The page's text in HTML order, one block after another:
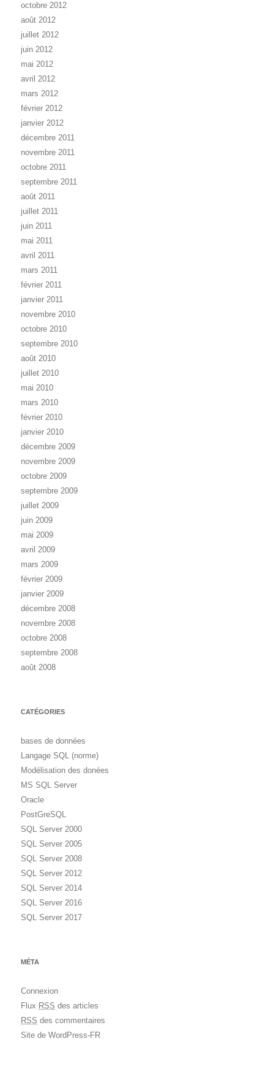
octobre 2012
août 2012
juillet 2012
juin 2012
mai 2012
avril 2012
mars 2012
février 2012
janvier 2012
décembre 2011
novembre 2011
octobre 2011
septembre 2011
août 2011
juillet 2011
juin 2011
mai 2011
avril 2011
mars 2011
février 2011
janvier 2011
novembre 2010
octobre 2010
septembre 2010
août 2010
juillet 2010
mai 2010
mars 2010
février 2010
janvier 2010
décembre 2009
novembre 2009
octobre 2009
septembre 2009
juillet 2009
juin 2009
mai 2009
avril 2009
mars 2009
février 2009
janvier 2009
décembre 2008
novembre 2008
octobre 2008
septembre 2008
août 2008
CATÉGORIES
bases de données
Langage SQL (norme)
Modélisation des donées
MS SQL Server
Oracle
PostGreSQL
SQL Server 2000
SQL Server 2005
SQL Server 2008
SQL Server 2012
SQL Server 2014
SQL Server 2016
SQL Server 2017
MÉTA
Connexion
Flux RSS des articles
RSS des commentaires
Site de WordPress-FR